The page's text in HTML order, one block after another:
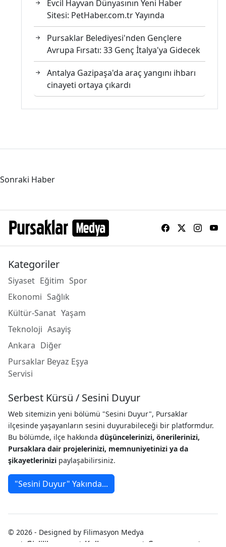
Evcil Hayvan Dünyasının Yeni Haber
Sitesi: PetHaber.com.tr Yayında
Pursaklar Belediyesi'nden Gençlere
Avrupa Fırsatı: 33 Genç İtalya'ya Gidecek
Antalya Gazipaşa'da araç yangını ihbarı
cinayeti ortaya çıkardı
Sonraki Haber
Kategoriler
Siyaset Eğitim Spor
Ekonomi Sağlık
Kültür-Sanat Yaşam
Teknoloji Asayiş
Ankara Diğer
Pursaklar Beyaz Eşya
Servisi
Serbest Kürsü / Sesini Duyur
Web sitemizin yeni bölümü "Sesini Duyur", Pursaklar
ilçesinde yaşayanların sesini duyurabileceği bir platformdur.
Bu bölümde, ilçe hakkındadüşüncelerinizi, önerilerinizi,
Pursaklara dair projelerinizi, memnuniyetinizi ya da
şikayetlerinizi paylaşabilirsiniz.
"Sesini Duyur" Yakında...
© 2026 - Designed by Filimasyon Medya
Gizlilik Kullanım Çerez